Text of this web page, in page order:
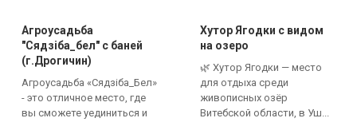
Агроусадьба
"Сядзіба_бел" с баней
(г.Дрогичин)
Агроусадьба «Сядзіба_Бел»
- это отличное место, где
вы сможете уединиться и
Хутор Ягодки с видом
на озеро
🌿 Хутор Ягодки — место
для отдыха среди
живописных озёр
Витебской области, в Уш...